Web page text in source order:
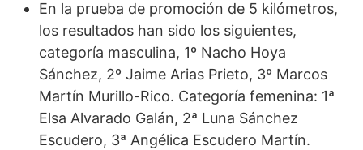
En la prueba de promoción de 5 kilómetros,
los resultados han sido los siguientes,
categoría masculina, 1º Nacho Hoya
Sánchez, 2º Jaime Arias Prieto, 3º Marcos
Martín Murillo-Rico. Categoría femenina: 1ª
Elsa Alvarado Galán, 2ª Luna Sánchez
Escudero, 3ª Angélica Escudero Martín.